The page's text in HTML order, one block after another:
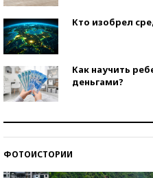
Кто изобрел
Как научить
деньгами?
ФОТОИСТОРИИ